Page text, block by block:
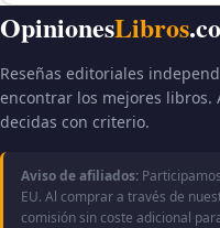
OpinionesLibros
Reseñas editoriales
encontrar los mejores libros.
decidas con criterio.
Aviso de afiliados:
EU. Al comprar a través de
comisión sin coste adicional